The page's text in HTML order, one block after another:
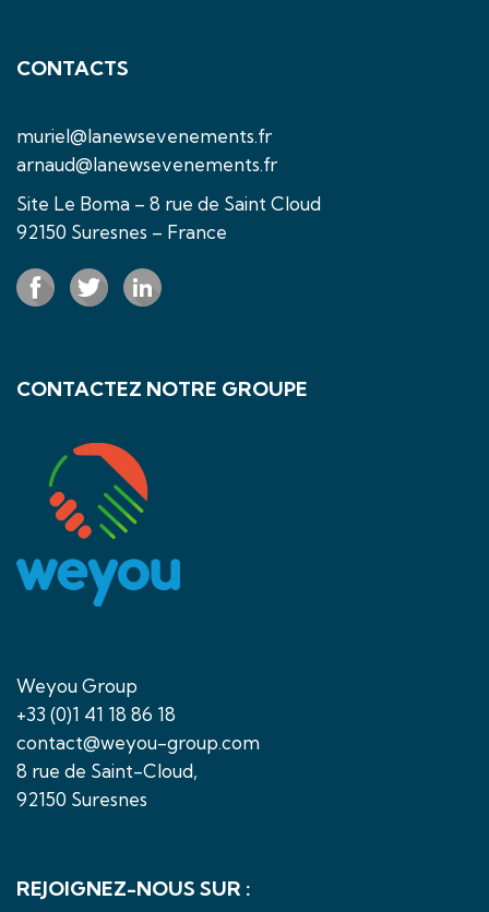
CONTACTS
muriel@lanewsevenements.fr
arnaud@lanewsevenements.fr
Site Le Boma – 8 rue de Saint Cloud
92150 Suresnes – France
CONTACTEZ NOTRE GROUPE
Weyou Group
+33 (0)1 41 18 86 18
contact@weyou-group.com
8 rue de Saint-Cloud,
92150 Suresnes
REJOIGNEZ-NOUS SUR :